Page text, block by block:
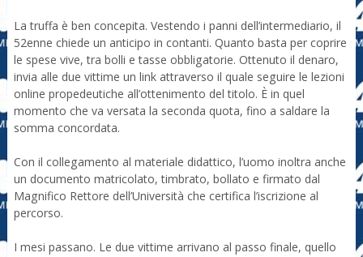
La truffa è ben concepita. Vestendo i panni dell’intermediario, il
52enne chiede un anticipo in contanti. Quanto basta per coprire
le spese vive, tra bolli e tasse obbligatorie. Ottenuto il denaro,
invia alle due vittime un link attraverso il quale seguire le lezioni
online propedeutiche all’ottenimento del titolo. È in quel
momento che va versata la seconda quota, fino a saldare la
somma concordata.
Con il collegamento al materiale didattico, l’uomo inoltra anche
un documento matricolato, timbrato, bollato e firmato dal
Magnifico Rettore dell’Università che certifica l’iscrizione al
percorso.
I mesi passano. Le due vittime arrivano al passo finale, quello